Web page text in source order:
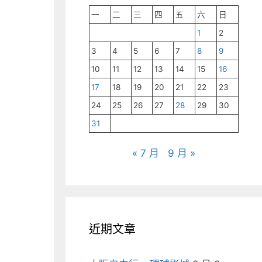
一 二 三 四 五 六
日
1
2
3
4 5 6 7 8
9
10
11 12 13 14 15
16
17
18 19 20 21 22
23
24
25 26 27 28 29
30
31
« 7 月 9 月 »
近期文章